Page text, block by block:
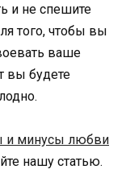
и не спешите
того, чтобы вы
ваше
вы будете
и минусы любви
нашу статью.